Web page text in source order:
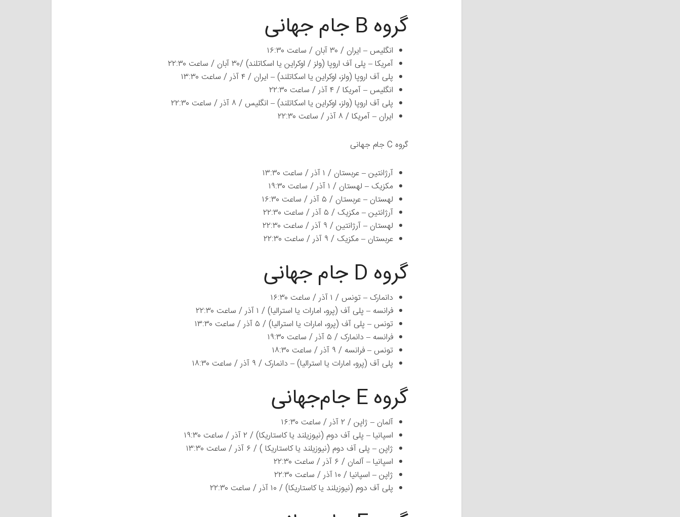
گروه B جام جهانی
انگلیس – ایران / ۳۰ آبان / ساعت ۱۶:۳۰
آمریکا – پلی آف اروپا (ولز / اوکراین یا اسکاتلند) /۳۰ آبان / ساعت ۲۲:۳۰
پلی آف اروپا (ولز، اوکراین یا اسکاتلند) – ایران / ۴ آذر / ساعت ۱۳:۳۰
انگلیس – آمریکا / ۴ آذر / ساعت ۲۲:۳۰
پلی آف اروپا (ولز، اوکراین یا اسکاتلند) – انگلیس / ۸ آذر / ساعت ۲۲:۳۰
ایران – آمریکا / ۸ آذر / ساعت ۲۲:۳۰
گروه C جام جهانی
آرژانتین – عربستان / ۱ آذر / ساعت ۱۳:۳۰
مکزیک – لهستان / ۱ آذر / ساعت ۱۹:۳۰
لهستان – عربستان / ۵ آذر / ساعت ۱۶:۳۰
آرژانتین – مکزیک / ۵ آذر / ساعت ۲۲:۳۰
لهستان – آرژانتین / ۹ آذر / ساعت ۲۲:۳۰
عربستان – مکزیک / ۹ آذر / ساعت ۲۲:۳۰
گروه D جام جهانی
دانمارک – تونس / ۱ آذر / ساعت ۱۶:۳۰
فرانسه – پلی آف (پرو، امارات یا استرالیا) / ۱ آذر / ساعت ۲۲:۳۰
تونس – پلی آف (پرو، امارات یا استرالیا) / ۵ آذر / ساعت ۱۳:۳۰
فرانسه – دانمارک / ۵ آذر / ساعت ۱۹:۳۰
تونس – فرانسه / ۹ آذر / ساعت ۱۸:۳۰
پلی آف (پرو، امارات یا استرالیا) – دانمارک / ۹ آذر / ساعت ۱۸:۳۰
گروه E جام‌جهانی
آلمان – ژاپن / ۲ آذر / ساعت ۱۶:۳۰
اسپانیا – پلی آف دوم (نیوزیلند یا کاستاریکا) / ۲ آذر / ساعت ۱۹:۳۰
ژاپن – پلی آف دوم (نیوزیلند یا کاستاریکا ) / ۶ آذر / ساعت ۱۳:۳۰
اسپانیا – آلمان / ۶ آذر / ساعت ۲۲:۳۰
ژاپن – اسپانیا / ۱۰ آذر / ساعت ۲۲:۳۰
پلی آف دوم (نیوزیلند یا کاستاریکا) / ۱۰ آذر / ساعت ۲۲:۳۰